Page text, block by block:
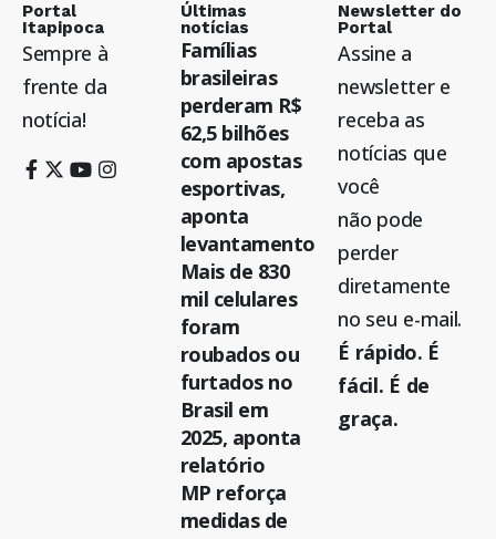
Portal
Itapipoca
Sempre à
frente da
notícia!
Últimas
notícias
Famílias
brasileiras
perderam R$
62,5 bilhões
com apostas
esportivas,
aponta
levantamento
Mais de 830
mil celulares
foram
roubados ou
furtados no
Brasil em
2025, aponta
relatório
MP reforça
medidas de
Newsletter do
Portal
Assine a
newsletter e
receba as
notícias que
você
não pode
perder
diretamente
no seu e-mail.
É rápido. É
fácil. É de
graça.